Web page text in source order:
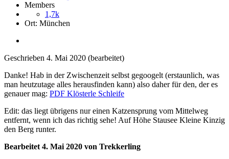
Members
1,7k
Ort: München
Geschrieben 4. Mai 2020 (bearbeitet)
Danke! Hab in der Zwischenzeit selbst gegoogelt (erstaunlich, was
man heutzutage alles herausfinden kann) also daher für den, der es
genauer mag: PDF Klösterle Schleife
Edit: das liegt übrigens nur einen Katzensprung vom Mittelweg
entfernt, wenn ich das richtig sehe! Auf Höhe Stausee Kleine Kinzig
den Berg runter.
Bearbeitet 4. Mai 2020 von Trekkerling